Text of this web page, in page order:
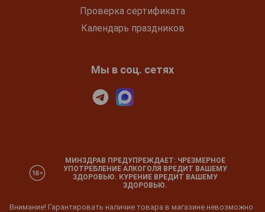
Проверка сертификата
Календарь праздников
Мы в соц. сетях
МИНЗДРАВ ПРЕДУПРЕЖДАЕТ: ЧРЕЗМЕРНОЕ
УПОТРЕБЛЕНИЕ АЛКОГОЛЯ ВРЕДИТ ВАШЕМУ
ЗДОРОВЬЮ. КУРЕНИЕ ВРЕДИТ ВАШЕМУ
ЗДОРОВЬЮ.
Внимание! Гарантировать наличие товара в магазине невозможно